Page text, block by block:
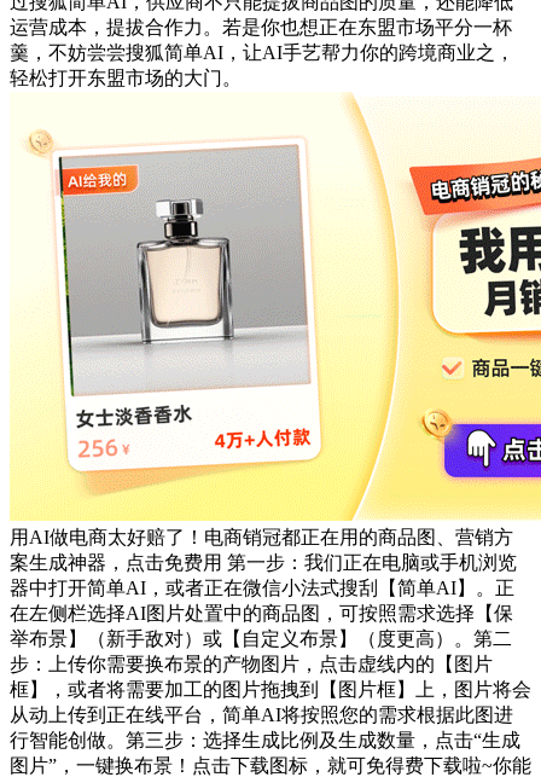
运营成本，提拔合作力。若是你也想正在东盟市场平分一杯
羹，不妨尝尝搜狐简单AI，让AI手艺帮力你的跨境商业之，
轻松打开东盟市场的大门。
用AI做电商太好赔了！电商销冠都正在用的商品图、营销方
案生成神器，点击免费用 第一步：我们正在电脑或手机浏览
器中打开简单AI，或者正在微信小法式搜刮【简单AI】。正
在左侧栏选择AI图片处置中的商品图，可按照需求选择【保
举布景】（新手敌对）或【自定义布景】（度更高）。第二
步：上传你需要换布景的产物图片，点击虚线内的【图片
框】，或者将需要加工的图片拖拽到【图片框】上，图片将会
从动上传到正在线平台，简单AI将按照您的需求根据此图进
行智能创做。第三步：选择生成比例及生成数量，点击“生成
图片”，一键换布景！点击下载图标，就可免得费下载啦~你能